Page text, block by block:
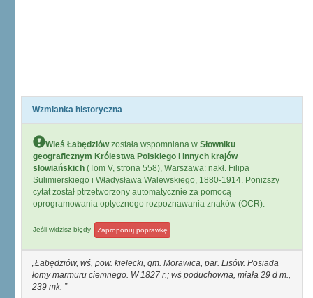
Wzmianka historyczna
Wieś Łabędziówzostała wspomniana w Słowniku
geograficznym Królestwa Polskiego i innych krajów
słowiańskich (Tom V, strona 558), Warszawa: nakł. Filipa
Sulimierskiego i Władysława Walewskiego, 1880-1914. Poniższy
cytat został ptrzetworzony automatycznie za pomocą
oprogramowania optycznego rozpoznawania znaków (OCR).
Jeśli widzisz błędy Zaproponuj poprawkę
Łabędziów, wś, pow. kielecki, gm. Morawica, par. Lisów. Posiada
łomy marmuru ciemnego. W 1827 r.; wś poduchowna, miała 29 d m.,
239 mk.